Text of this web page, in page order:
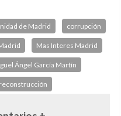
de Madrid corrupción
Mas Interes Madrid
Ángel García Martín
reconstrucción